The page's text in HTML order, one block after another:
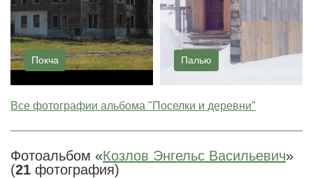
Покча Палью
Все фотографии альбома "Поселки и деревни"
Фотоальбом «Козлов Энгельс Васильевич»
(21 фотография)